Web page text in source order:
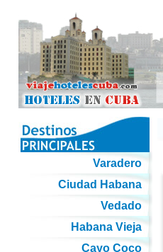
Varadero
Ciudad Habana
Vedado
Habana Vieja
Cayo Coco